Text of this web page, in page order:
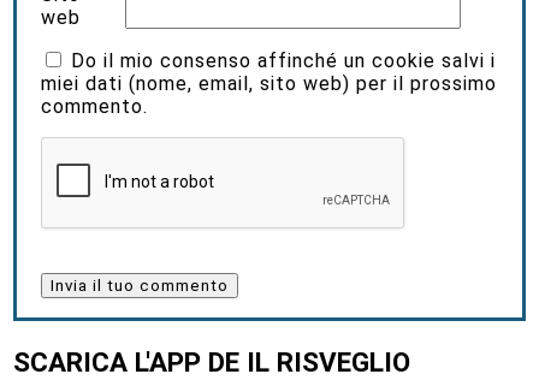
web
Do il mio consenso affinché un cookie salvi i
miei dati (nome, email, sito web) per il prossimo
commento.
SCARICA L'APP DE IL RISVEGLIO